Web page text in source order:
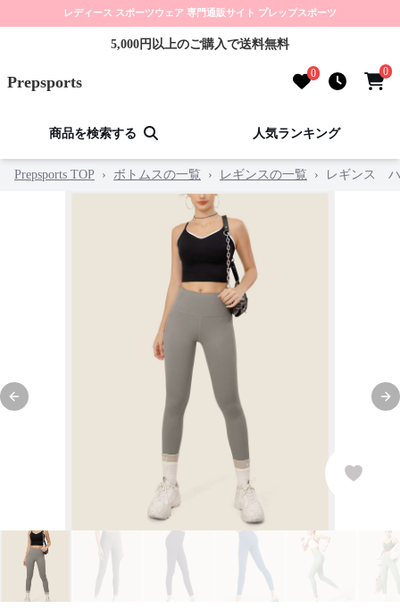
レディース スポーツウェア 専門通販サイト プレップスポーツ
5,000円以上のご購入で送料無料
Prepsports 0 0
商品を検索する 人気ランキング
Prepsports TOP › ボトムスの一覧 › レギンスの一覧 › レギンス ハ
Previous slide